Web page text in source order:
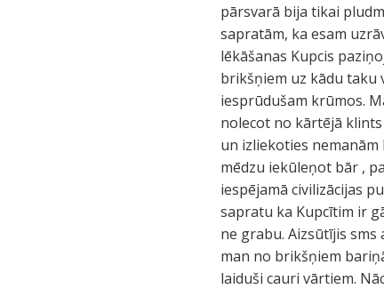
pārsvarā bija tikai
sapratām, ka esam
lēkāšanas Kupcis
brikšņiem uz kādu taku
iesprūdušam krūmos.
nolecot no kārtējā
un izliekoties
mēdzu iekūleņot bār ,
iespējamā civilizācijas
sapratu ka Kupcītim ir
ne grabu. Aizsūtījis
man no brikšņiem
laiduši cauri vārtiem.